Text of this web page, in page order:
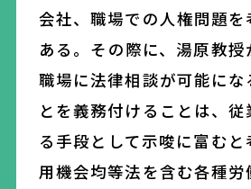
会社、職場での人権問題
ある。その際に、湯原教授
職場に法律相談が可能にな
とを義務付けることは、
る手段として示唆に富む
用機会均等法を含む各種